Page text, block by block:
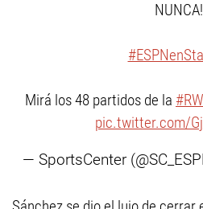
Mirá los 48 partidos de la
pic.twitter.com/
— SportsCenter